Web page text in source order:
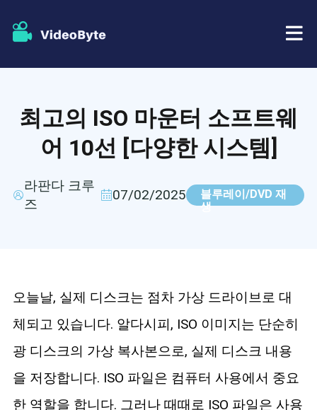
BD-DVD 리퍼
블루레이 복사
가게
지원하다
최고의 ISO 마운터 소프트웨
어 10선 [다양한 시스템]
라판다 크루
즈
07/02/2025
블루레이/DVD 재
생
오늘날, 실제 디스크는 점차 가상 드라이브로 대
체되고 있습니다. 알다시피, ISO 이미지는 단순히
광 디스크의 가상 복사본으로, 실제 디스크 내용
을 저장합니다. ISO 파일은 컴퓨터 사용에서 중요
한 역할을 합니다. 그러나 때때로 ISO 파일은 사용